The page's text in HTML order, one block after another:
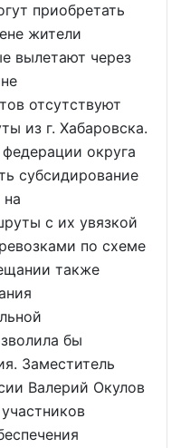
приобретать
жители
вылетают через
отсутствуют
из г. Хабаровска.
округа
субсидирование
с их увязкой
по схеме
также
бы
Заместитель
Валерий Окулов